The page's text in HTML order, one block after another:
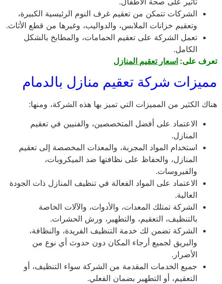
الشركات تتمكن من تعقيم غرف النوم الرئيسية الكبيرة،
وتعقيم خزانات الملابس، والدواليب، وغيرها من قطع الأثاث.
تعمل الشركة على تعقيم الحمامات، والمطابخ بالشكل
الكامل.
تعرف على: اسعار تعقيم المنازل
مميزات شركة تعقيم منازل بالدمام
هناك الكثير من المميزات التي تميز بها هذه الشركة، ومنها:
الاعتماد على أفضل المتخصصين، والفنيين في تعقيم
المنازل.
استخدام المواد المجربة، والمعدات المخصصة إلى تعقيم
المنازل، والحفاظ على نظافتها ضد الميكروبات،
والفيروسات.
الاعتماد على المواد الفعالة في تنظيف المنازل ذات الجودة
العالية.
الشركة تمتلك المعدات، والأدوات، والآلات الخاصة
بالتنظيف، التعقيم، والتطهير، ورش الحشرات.
الشركة تضمن لك خدمة التنظيف الفريدة، والنظافة،
والبريق لجميع أرجاء المكان دون حدوث أي نوع من
الأضرار.
جميع الخدمات المقدمة من الشركة سواء التنظيف، أو
التعقيم، أو التطهير بضمان الفعلي.